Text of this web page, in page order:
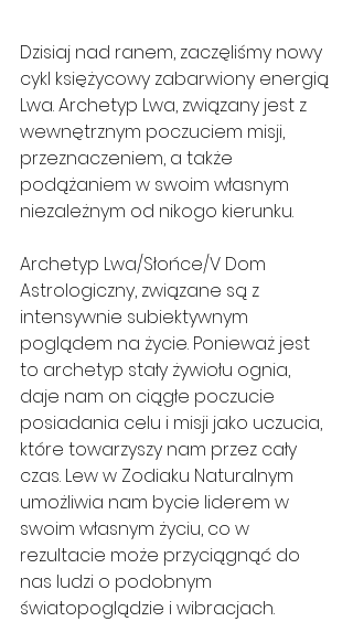
Dzisiaj nad ranem, zaczęliśmy nowy
cykl księżycowy zabarwiony energią
Lwa. Archetyp Lwa, związany jest z
wewnętrznym poczuciem misji,
przeznaczeniem, a także
podążaniem w swoim własnym
niezależnym od nikogo kierunku.
Archetyp Lwa/Słońce/V Dom
Astrologiczny, związane są z
intensywnie subiektywnym
poglądem na życie. Ponieważ jest
to archetyp stały żywiołu ognia,
daje nam on ciągłe poczucie
posiadania celu i misji jako uczucia,
które towarzyszy nam przez cały
czas. Lew w Zodiaku Naturalnym
umożliwia nam bycie liderem w
swoim własnym życiu, co w
rezultacie może przyciągnąć do
nas ludzi o podobnym
światopoglądzie i wibracjach.